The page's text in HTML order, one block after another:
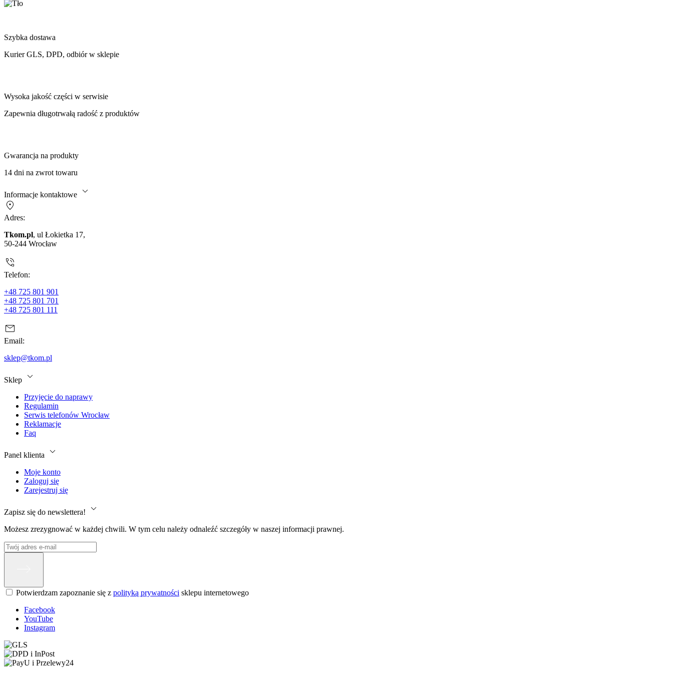
Szybka dostawa
Kurier GLS, DPD, odbiór w sklepie
Wysoka jakość części w serwisie
Zapewnia długotrwałą radość z produktów
Gwarancja na produkty
14 dni na zwrot towaru
Informacje kontaktowe
Adres:
Tkom.pl, ul Łokietka 17,
50-244 Wrocław
Telefon:
+48 725 801 901
+48 725 801 701
+48 725 801 111
Email:
sklep@tkom.pl
Sklep
Przyjęcie do naprawy
Regulamin
Serwis telefonów Wrocław
Reklamacje
Faq
Panel klienta
Moje konto
Zaloguj się
Zarejestruj się
Zapisz się do newslettera!
Możesz zrezygnować w każdej chwili. W tym celu należy odnaleźć szczegóły w naszej informacji prawnej.
Potwierdzam zapoznanie się z polityką prywatności sklepu internetowego
Facebook
YouTube
Instagram